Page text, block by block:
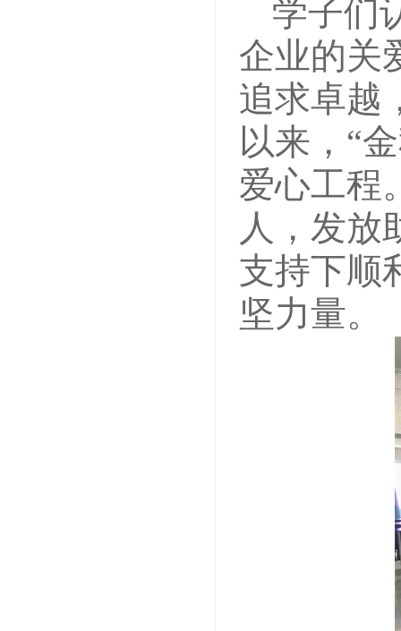
学子们
企业的关
追求卓越
以来，“
爱心工程
人，发放
支持下顺
坚力量。